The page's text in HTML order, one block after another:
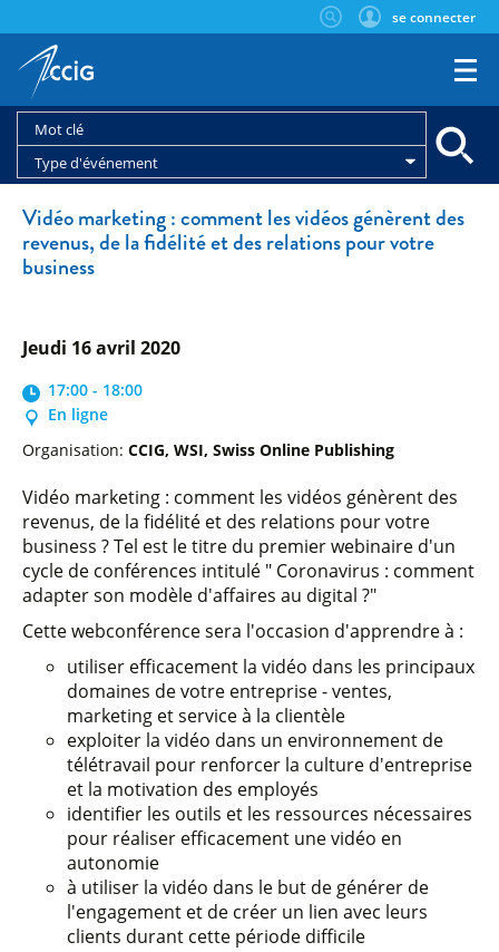
se connecter
Type d'événement
Vidéo marketing : comment les vidéos génèrent des
revenus, de la fidélité et des relations pour votre
business
jeudi 16 avril 2020
17:00 - 18:00
En ligne
Organisation: CCIG, WSI, Swiss Online Publishing
Vidéo marketing : comment les vidéos génèrent des
revenus, de la fidélité et des relations pour votre
business ? Tel est le titre du premier webinaire d'un
cycle de conférences intitulé " Coronavirus : comment
adapter son modèle d'affaires au digital ?"
Cette webconférence sera l'occasion d'apprendre à :
utiliser efficacement la vidéo dans les principaux
domaines de votre entreprise - ventes,
marketing et service à la clientèle
exploiter la vidéo dans un environnement de
télétravail pour renforcer la culture d'entreprise
et la motivation des employés
identifier les outils et les ressources nécessaires
pour réaliser efficacement une vidéo en
autonomie
à utiliser la vidéo dans le but de générer de
l'engagement et de créer un lien avec leurs
clients durant cette période difficile